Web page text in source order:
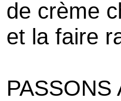
de crème
et la faire
PASSONS